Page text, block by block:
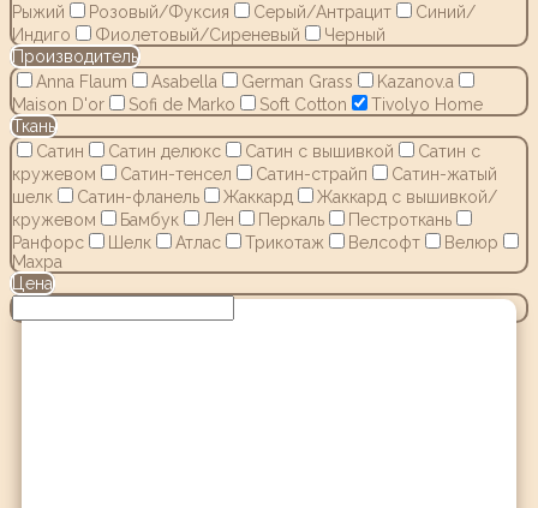
Рыжий
Розовый/Фуксия Серый/Антрацит
Синий/
Индиго
Фиолетовый/Сиреневый
Черный
Производитель
Anna Flaum
Asabella German Grass
Kazanov.a
Maison D'or
Sofi de Marko Soft Cotton
Tivolyo Home
Ткань
Сатин
Сатин делюкс Сатин с вышивкой
Сатин с
кружевом
Сатин-тенсел Сатин-страйп
Сатин-жатый
шелк
Сатин-фланель Жаккард
Жаккард с вышивкой/
кружевом
Бамбук Лен Перкаль
Пестроткань
Ранфорс
Шелк Атлас Трикотаж Велсофт
Велюр
Махра
Цена